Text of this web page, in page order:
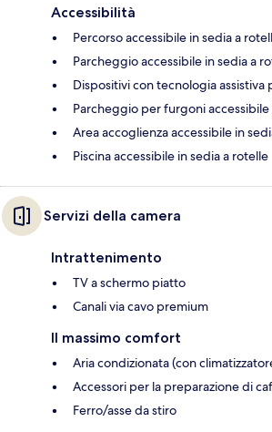
Accessibilità
Percorso accessibile in sedia a
Parcheggio accessibile in sedia a
Dispositivi con tecnologia
Parcheggio per furgoni
Area accoglienza accessibile in
Piscina accessibile in sedia a rotelle
Servizi della camera
Intrattenimento
TV a schermo piatto
Canali via cavo premium
Il massimo comfort
Aria condizionata (con
Accessori per la preparazione di
Ferro/asse da stiro